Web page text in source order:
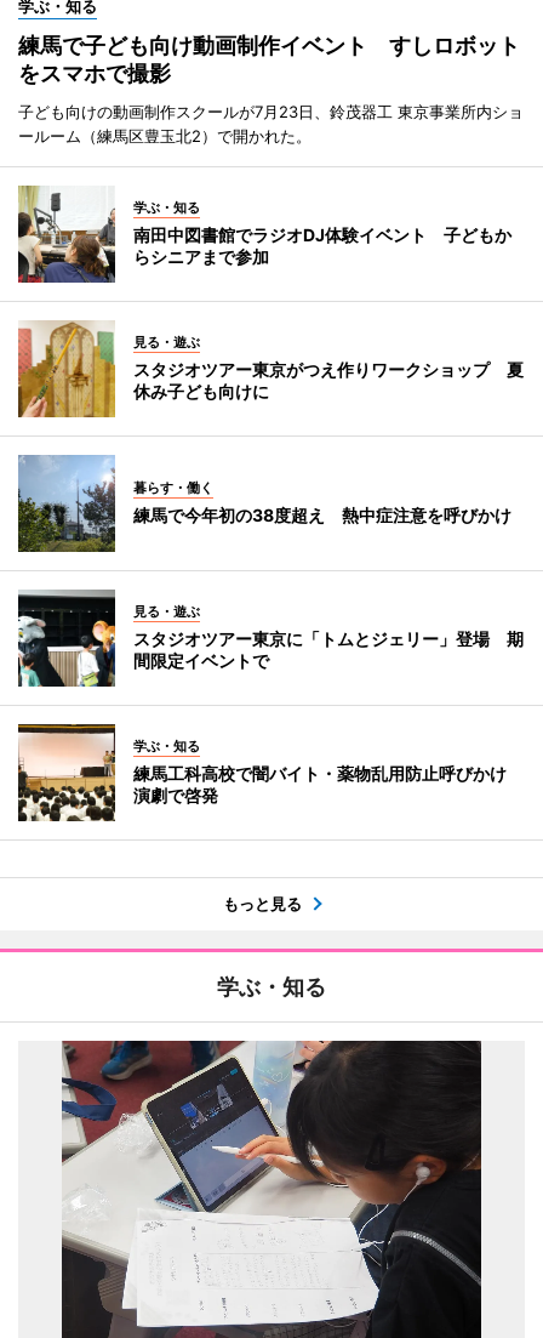
学ぶ・知る
練馬で子ども向け動画制作イベント すしロボット
をスマホで撮影
子ども向けの動画制作スクールが7月23日、鈴茂器工 東京事業所内ショ
ールーム（練馬区豊玉北2）で開かれた。
学ぶ・知る
南田中図書館でラジオDJ体験イベント 子どもか
らシニアまで参加
見る・遊ぶ
スタジオツアー東京がつえ作りワークショップ 夏
休み子ども向けに
暮らす・働く
練馬で今年初の38度超え 熱中症注意を呼びかけ
見る・遊ぶ
スタジオツアー東京に「トムとジェリー」登場 期
間限定イベントで
学ぶ・知る
練馬工科高校で闇バイト・薬物乱用防止呼びかけ
演劇で啓発
もっと見る
学ぶ・知る